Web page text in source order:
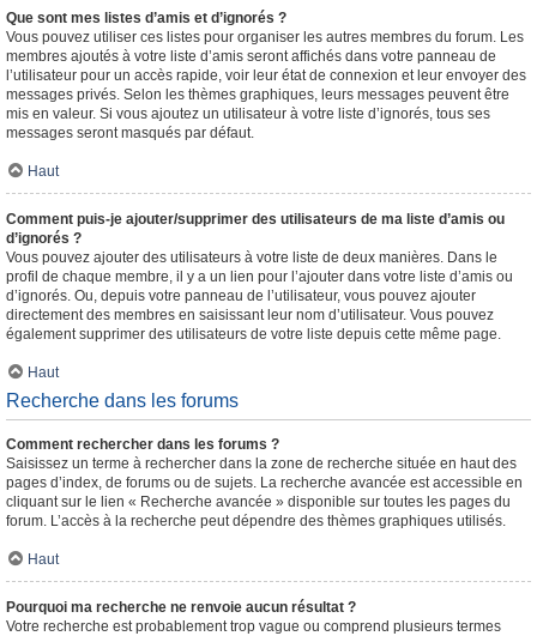
Que sont mes listes d’amis et d’ignorés ?
Vous pouvez utiliser ces listes pour organiser les autres membres du forum. Les
membres ajoutés à votre liste d’amis seront affichés dans votre panneau de
l’utilisateur pour un accès rapide, voir leur état de connexion et leur envoyer des
messages privés. Selon les thèmes graphiques, leurs messages peuvent être
mis en valeur. Si vous ajoutez un utilisateur à votre liste d’ignorés, tous ses
messages seront masqués par défaut.
Haut
Comment puis-je ajouter/supprimer des utilisateurs de ma liste d’amis ou
d’ignorés ?
Vous pouvez ajouter des utilisateurs à votre liste de deux manières. Dans le
profil de chaque membre, il y a un lien pour l’ajouter dans votre liste d’amis ou
d’ignorés. Ou, depuis votre panneau de l’utilisateur, vous pouvez ajouter
directement des membres en saisissant leur nom d’utilisateur. Vous pouvez
également supprimer des utilisateurs de votre liste depuis cette même page.
Haut
Recherche dans les forums
Comment rechercher dans les forums ?
Saisissez un terme à rechercher dans la zone de recherche située en haut des
pages d’index, de forums ou de sujets. La recherche avancée est accessible en
cliquant sur le lien « Recherche avancée » disponible sur toutes les pages du
forum. L’accès à la recherche peut dépendre des thèmes graphiques utilisés.
Haut
Pourquoi ma recherche ne renvoie aucun résultat ?
Votre recherche est probablement trop vague ou comprend plusieurs termes